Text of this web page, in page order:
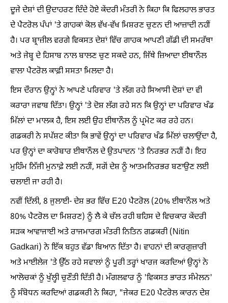
ਦੂਜੇ ਦੇਸ਼ਾਂ ਦੀ ਉਦਾਹਰਣ ਦਿੰਦੇ ਹੋਏ ਕੇਂਦਰੀ ਮੰਤਰੀ ਨੇ ਕਿਹਾ ਕਿ ਫਿਲਹਾਲ ਭਾਰਤ
ਦੇ ਪੈਟਰੋਲ ਪੰਪਾਂ 'ਤੇ ਗਾਹਕਾਂ ਕੋਲ ਵੱਖ-ਵੱਖ ਮਿਸ਼ਰਣ ਚੁਣਨ ਦੀ ਆਜ਼ਾਦੀ ਨਹੀਂ
ਹੈ। ਪਰ ਬ੍ਰਾਜ਼ੀਲ ਵਰਗੇ ਵਿਕਸਤ ਦੇਸ਼ਾਂ ਵਿੱਚ ਗਾਹਕ ਆਪਣੀ ਗੱਡੀ ਦੀ ਸਮਰੱਥਾ
ਅਤੇ ਜੇਬ੍ਹ ਦੇ ਹਿਸਾਬ ਨਾਲ ਬਾਲਣ ਚੁਣ ਸਕਦੇ ਹਨ, ਜਿੱਥੇ ਜ਼ਿਆਦਾ ਈਥਾਨੌਲ
ਵਾਲਾ ਪੈਟਰੋਲ ਕਾਫ਼ੀ ਸਸਤਾ ਮਿਲਦਾ ਹੈ।
ਇਸ ਦੌਰਾਨ ਉਨ੍ਹਾਂ ਨੇ ਆਪਣੇ ਪਰਿਵਾਰ 'ਤੇ ਲੱਗ ਰਹੇ ਸਿਆਸੀ ਦੋਸ਼ਾਂ ਦਾ ਵੀ
ਕਰਾਰਾ ਜਵਾਬ ਦਿੱਤਾ। ਉਨ੍ਹਾਂ 'ਤੇ ਦੋਸ਼ ਲੱਗ ਰਹੇ ਸਨ ਕਿ ਉਨ੍ਹਾਂ ਦਾ ਪਰਿਵਾਰ ਖੰਡ
ਮਿੱਲਾਂ ਦਾ ਮਾਲਕ ਹੈ, ਇਸ ਲਈ ਉਹ ਈਥਾਨੌਲ ਨੂੰ ਪ੍ਰਮੋਟ ਕਰ ਰਹੇ ਹਨ।
ਗਡਕਰੀ ਨੇ ਸਪੱਸ਼ਟ ਕੀਤਾ ਕਿ ਭਾਵੇਂ ਉਨ੍ਹਾਂ ਦਾ ਪਰਿਵਾਰ ਖੰਡ ਮਿੱਲਾਂ ਚਲਾਉਂਦਾ ਹੈ,
ਪਰ ਉਨ੍ਹਾਂ ਦਾ ਕਾਰੋਬਾਰ ਈਥਾਨੌਲ ਦੇ ਉਤਪਾਦਨ 'ਤੇ ਨਿਰਭਰ ਨਹੀਂ ਹੈ। ਇਹ
ਮੁਹਿੰਮ ਨਿੱਜੀ ਮੁਨਾਫ਼ੇ ਲਈ ਨਹੀਂ, ਸਗੋਂ ਦੇਸ਼ ਨੂੰ ਆਤਮਨਿਰਭਰ ਬਣਾਉਣ ਲਈ
ਚਲਾਈ ਜਾ ਰਹੀ ਹੈ।
ਨਵੀਂ ਦਿੱਲੀ, 8 ਜੁਲਾਈ- ਦੇਸ਼ ਭਰ ਵਿੱਚ E20 ਪੈਟਰੋਲ (20% ਈਥਾਨੌਲ ਅਤੇ
80% ਪੈਟਰੋਲ ਦਾ ਮਿਸ਼ਰਣ) ਨੂੰ ਲੈ ਕੇ ਚੱਲ ਰਹੀ ਬਹਿਸ ਦੇ ਵਿਚਕਾਰ ਕੇਂਦਰੀ
ਸੜਕ ਆਵਾਜਾਈ ਅਤੇ ਰਾਜਮਾਰਗ ਮੰਤਰੀ ਨਿਤਿਨ ਗਡਕਰੀ (Nitin
Gadkari) ਨੇ ਇੱਕ ਬਹੁਤ ਵੱਡਾ ਬਿਆਨ ਦਿੱਤਾ ਹੈ। ਵਾਹਨਾਂ ਦੀ ਕਾਰਗੁਜ਼ਾਰੀ
ਅਤੇ ਮਾਈਲੇਜ 'ਤੇ ਉੱਠ ਰਹੇ ਸਵਾਲਾਂ ਨੂੰ ਪੂਰੀ ਤਰ੍ਹਾਂ ਖਾਰਜ ਕਰਦਿਆਂ ਉਨ੍ਹਾਂ ਨੇ
ਆਲੋਚਕਾਂ ਨੂੰ ਖੁੱਲ੍ਹੀ ਚੁਣੌਤੀ ਦਿੱਤੀ ਹੈ। ਮੰਗਲਵਾਰ ਨੂੰ 'ਵਿਕਸਤ ਭਾਰਤ ਸੰਮੇਲਨ'
ਨੂੰ ਸੰਬੋਧਨ ਕਰਦਿਆਂ ਗਡਕਰੀ ਨੇ ਕਿਹਾ, "ਜੇਕਰ E20 ਪੈਟਰੋਲ ਕਾਰਨ ਦੇਸ਼